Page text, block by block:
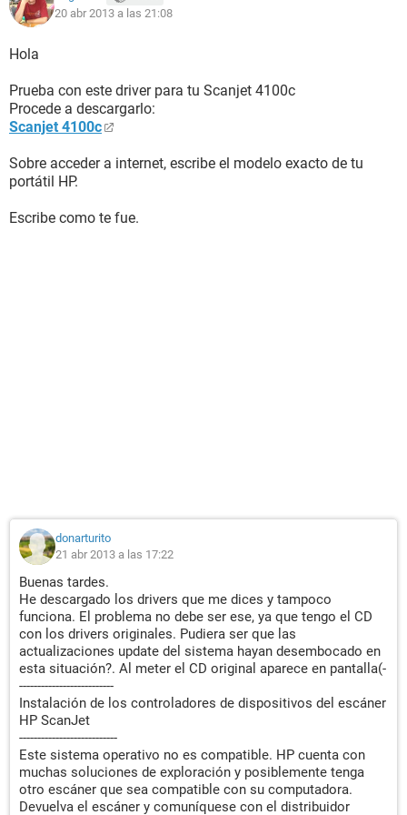
20 abr 2013 a las 21:08
Hola
Prueba con este driver para tu Scanjet 4100c
Procede a descargarlo:
Scanjet 4100c
Sobre acceder a internet, escribe el modelo exacto de tu
portátil HP.
Escribe como te fue.
donarturito
21 abr 2013 a las 17:22
Buenas tardes.
He descargado los drivers que me dices y tampoco
funciona. El problema no debe ser ese, ya que tengo el CD
con los drivers originales. Pudiera ser que las
actualizaciones update del sistema hayan desembocado en
esta situación?. Al meter el CD original aparece en pantalla(-
--------------------------
Instalación de los controladores de dispositivos del escáner
HP ScanJet
---------------------------
Este sistema operativo no es compatible. HP cuenta con
muchas soluciones de exploración y posiblemente tenga
otro escáner que sea compatible con su computadora.
Devuelva el escáner y comuníquese con el distribuidor